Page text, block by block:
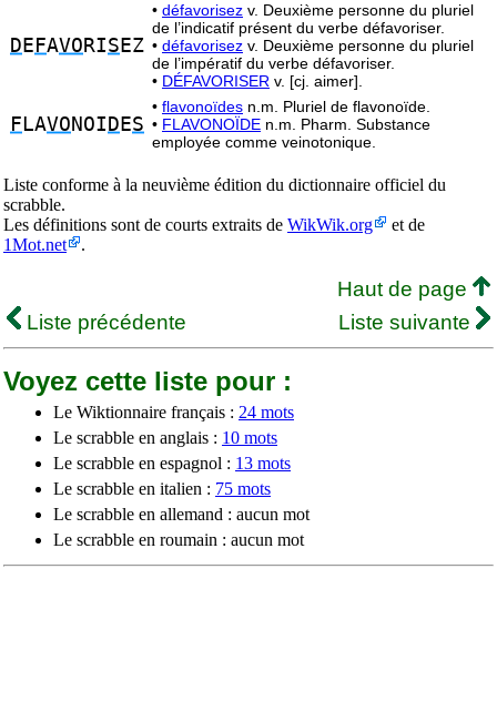
D E FAVO RIS EZ
• défavorisez v. Deuxième personne du pluriel
de l’indicatif présent du verbe défavoriser.
• défavorisez v. Deuxième personne du pluriel
de l’impératif du verbe défavoriser.
• DÉFAVORISER v. [cj. aimer].
F LAVO NOI D ES
• flavonoïdes n.m. Pluriel de flavonoïde.
• FLAVONOÏDE n.m. Pharm. Substance
employée comme veinotonique.
Liste conforme à la neuvième édition du dictionnaire officiel du
scrabble.
Les définitions sont de courts extraits de WikWik.org
et de
1Mot.net
.
Haut de page
Liste précédente
Liste suivante
Voyez cette liste pour :
Le Wiktionnaire français : 24 mots
Le scrabble en anglais : 10 mots
Le scrabble en espagnol : 13 mots
Le scrabble en italien : 75 mots
Le scrabble en allemand : aucun mot
Le scrabble en roumain : aucun mot